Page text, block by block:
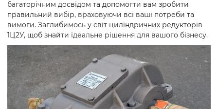
багаторічним досвідом та допомогти вам зробити
правильний вибір, враховуючи всі ваші потреби та
вимоги. Заглибимось у світ циліндричних редукторів
1Ц2У, щоб знайти ідеальне рішення для вашого бізнесу.